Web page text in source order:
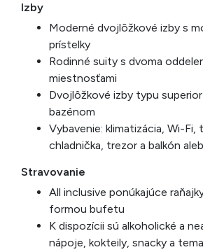
Izby
Moderné dvojlôžkové izby s
prístelky
Rodinné suity s dvoma
miestnosťami
Dvojlôžkové izby typu
bazénom
Vybavenie: klimatizácia, Wi-Fi,
chladnička, trezor a balkón
Stravovanie
All inclusive ponúkajúce
formou bufetu
K dispozícii sú alkoholické a
nápoje, kokteily, snacky a